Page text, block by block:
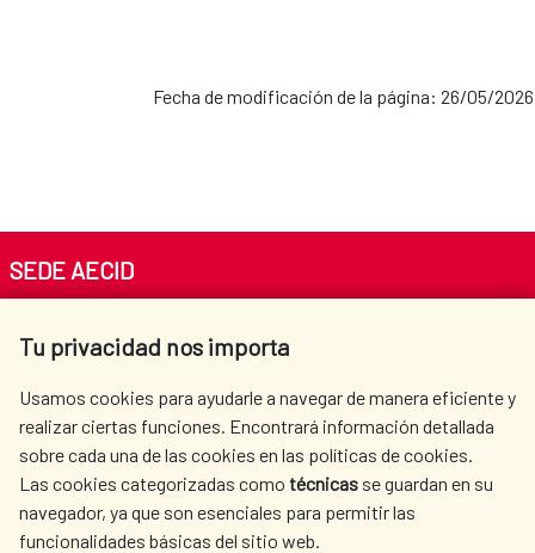
Fecha de modificación de la página: 26/05/2026
Tu privacidad nos importa
Usamos cookies para ayudarle a navegar de manera eficiente y
realizar ciertas funciones. Encontrará información detallada
sobre cada una de las cookies en las políticas de cookies.
Las cookies categorizadas como técnicas se guardan en su
navegador, ya que son esenciales para permitir las
funcionalidades básicas del sitio web.
SEDE AECID
Tel. +34 900 20 30 54​​​​​​​
AECID
WHERE DO WE COOPERATE?
SPANISH HUMANITARIAN
ACTION
PRESS ROOM